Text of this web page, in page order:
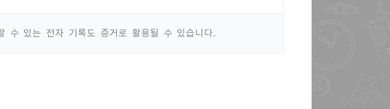
수 있는 전자 기록도 증거로 활용될 수 있습니다.